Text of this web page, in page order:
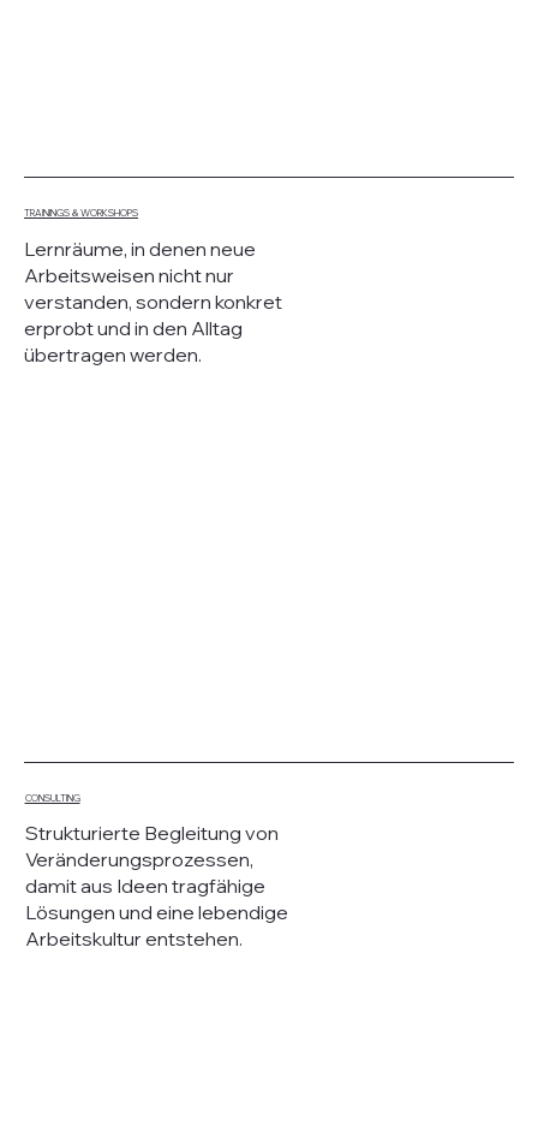
TRAININGS & WORKSHOPS
Lernräume, in denen neue
Arbeitsweisen nicht nur
verstanden, sondern konkret
erprobt und in den Alltag
übertragen werden.
CONSULTING
Strukturierte Begleitung von
Veränderungsprozessen,
damit aus Ideen tragfähige
Lösungen und eine lebendige
Arbeitskultur entstehen.